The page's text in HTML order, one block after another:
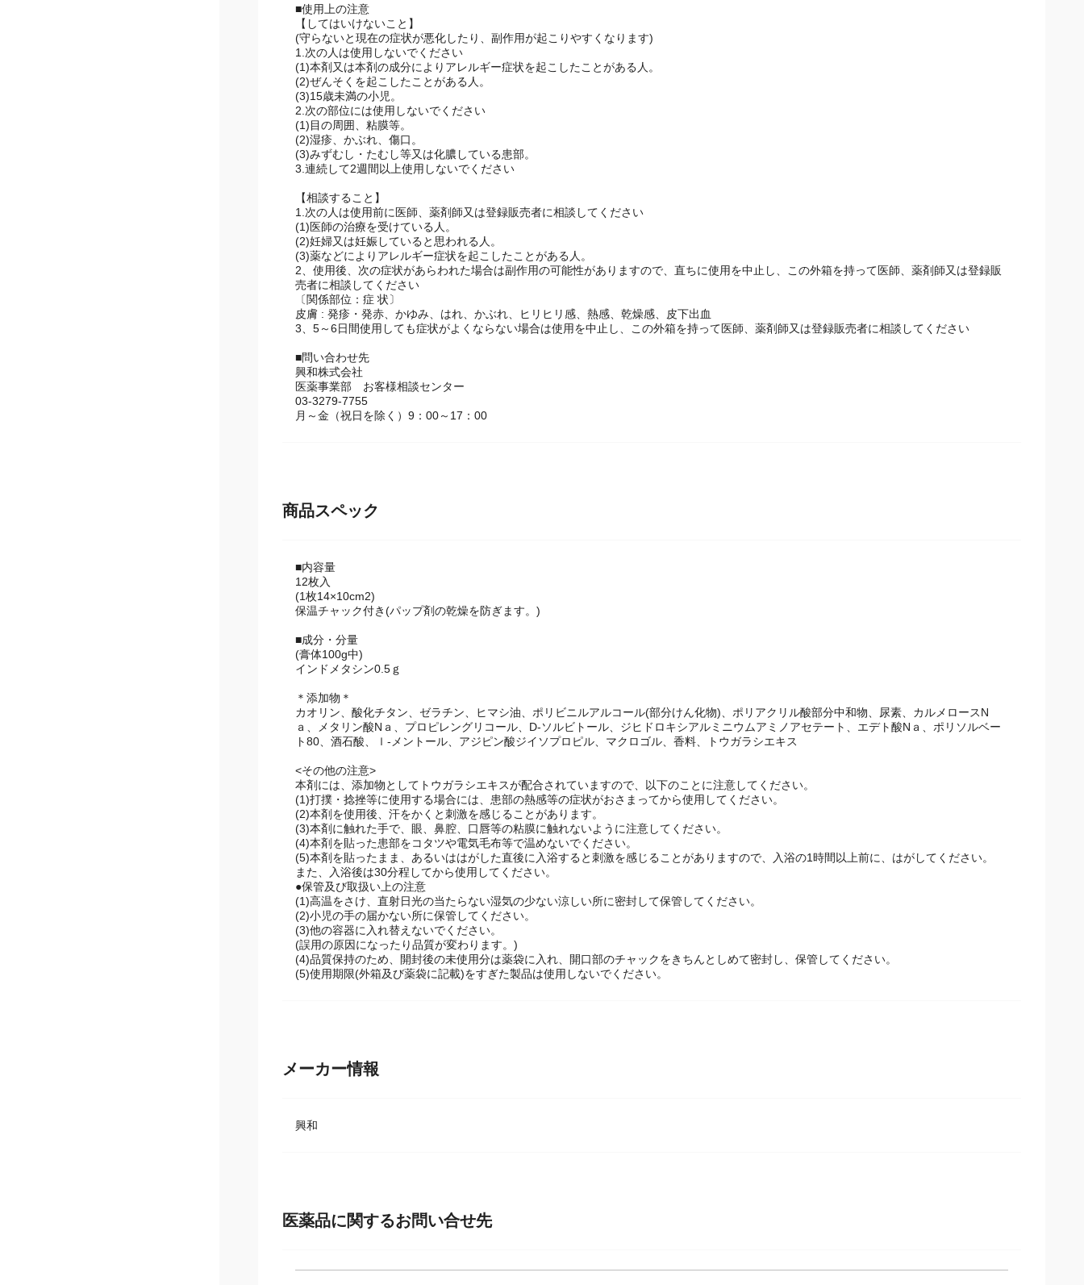
■使用上の注意
【してはいけないこと】
(守らないと現在の症状が悪化したり、副作用が起こりやすくなります)
1.次の人は使用しないでください
(1)本剤又は本剤の成分によりアレルギー症状を起こしたことがある人。
(2)ぜんそくを起こしたことがある人。
(3)15歳未満の小児。
2.次の部位には使用しないでください
(1)目の周囲、粘膜等。
(2)湿疹、かぶれ、傷口。
(3)みずむし・たむし等又は化膿している患部。
3.連続して2週間以上使用しないでください
【相談すること】
1.次の人は使用前に医師、薬剤師又は登録販売者に相談してください
(1)医師の治療を受けている人。
(2)妊婦又は妊娠していると思われる人。
(3)薬などによりアレルギー症状を起こしたことがある人。
2、使用後、次の症状があらわれた場合は副作用の可能性がありますので、直ちに使用を中止し、この外箱を持って医師、薬剤師又は登録販
売者に相談してください
〔関係部位：症 状〕
皮膚 : 発疹・発赤、かゆみ、はれ、かぶれ、ヒリヒリ感、熱感、乾燥感、皮下出血
3、5～6日間使用しても症状がよくならない場合は使用を中止し、この外箱を持って医師、薬剤師又は登録販売者に相談してください
■問い合わせ先
興和株式会社
医薬事業部 お客様相談センター
03-3279-7755
月～金（祝日を除く）9：00～17：00
商品スペック
■内容量
12枚入
(1枚14×10cm2)
保温チャック付き(パップ剤の乾燥を防ぎます。)
■成分・分量
(膏体100g中)
インドメタシン0.5ｇ
＊添加物＊
カオリン、酸化チタン、ゼラチン、ヒマシ油、ポリビニルアルコール(部分けん化物)、ポリアクリル酸部分中和物、尿素、カルメロースNａ、
メタリン酸Nａ、プロピレングリコール、D-ソルビトール、ジヒドロキシアルミニウムアミノアセテート、エデト酸Nａ、ポリソルベート
80、酒石酸、ｌ-メントール、アジピン酸ジイソプロピル、マクロゴル、香料、トウガラシエキス
<その他の注意>
本剤には、添加物としてトウガラシエキスが配合されていますので、以下のことに注意してください。
(1)打撲・捻挫等に使用する場合には、患部の熱感等の症状がおさまってから使用してください。
(2)本剤を使用後、汗をかくと刺激を感じることがあります。
(3)本剤に触れた手で、眼、鼻腔、口唇等の粘膜に触れないように注意してください。
(4)本剤を貼った患部をコタツや電気毛布等で温めないでください。
(5)本剤を貼ったまま、あるいははがした直後に入浴すると刺激を感じることがありますので、入浴の1時間以上前に、はがしてください。
また、入浴後は30分程してから使用してください。
●保管及び取扱い上の注意
(1)高温をさけ、直射日光の当たらない湿気の少ない涼しい所に密封して保管してください。
(2)小児の手の届かない所に保管してください。
(3)他の容器に入れ替えないでください。
(誤用の原因になったり品質が変わります。)
(4)品質保持のため、開封後の未使用分は薬袋に入れ、開口部のチャックをきちんとしめて密封し、保管してください。
(5)使用期限(外箱及び薬袋に記載)をすぎた製品は使用しないでください。
メーカー情報
興和
医薬品に関するお問い合せ先